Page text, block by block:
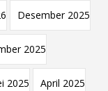
Desember 2025
2025
2025 April 2025